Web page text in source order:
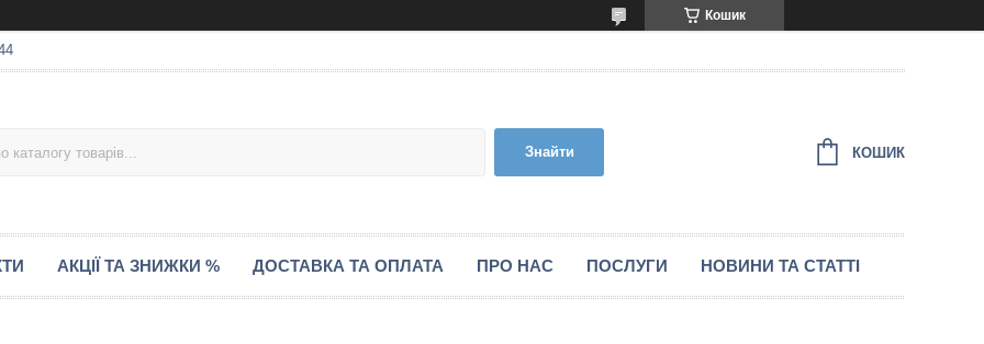
Кошик
Знайти КОШИК
АКЦІЇ ТА ЗНИЖКИ % ДОСТАВКА ТА ОПЛАТА ПРО НАС ПОСЛУГИ НОВИНИ ТА СТАТТІ